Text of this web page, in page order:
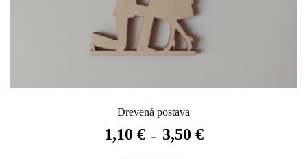
Drevená postava
1,10 € – 3,50 €